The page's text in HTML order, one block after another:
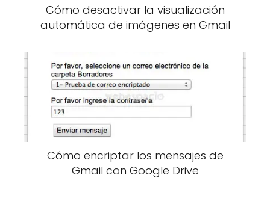
Cómo desactivar la visualización
automática de imágenes en Gmail
Cómo encriptar los mensajes de
Gmail con Google Drive